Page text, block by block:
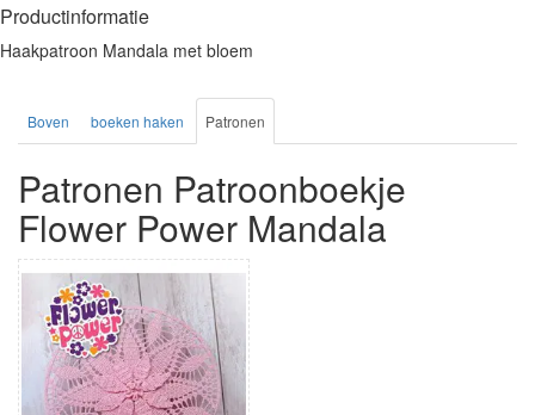
Productinformatie
Haakpatroon Mandala met bloem
Boven boeken haken Patronen
Patronen Patroonboekje
Flower Power Mandala